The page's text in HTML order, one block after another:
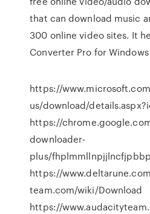
that can download music
300 online video sites. It
Converter Pro for
https://
us/download/
https://
downloader-
plus/
https://
team.com/wiki/Download
https://